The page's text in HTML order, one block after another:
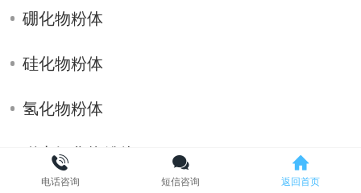
硼化物粉体
硅化物粉体
氢化物粉体
稀土氧化物粉体
电话咨询 短信咨询 返回首页